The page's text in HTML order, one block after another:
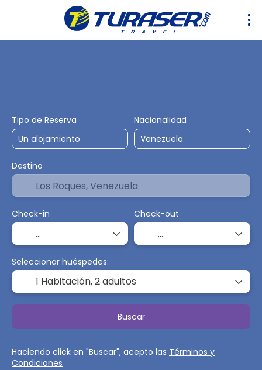
Tipo de Reserva Nacionalidad
Destino
Check-in Check-out
Seleccionar huéspedes:
1 Habitación,2 adultos
Buscar
Haciendo click en "Buscar", acepto las Términos y
Condiciones